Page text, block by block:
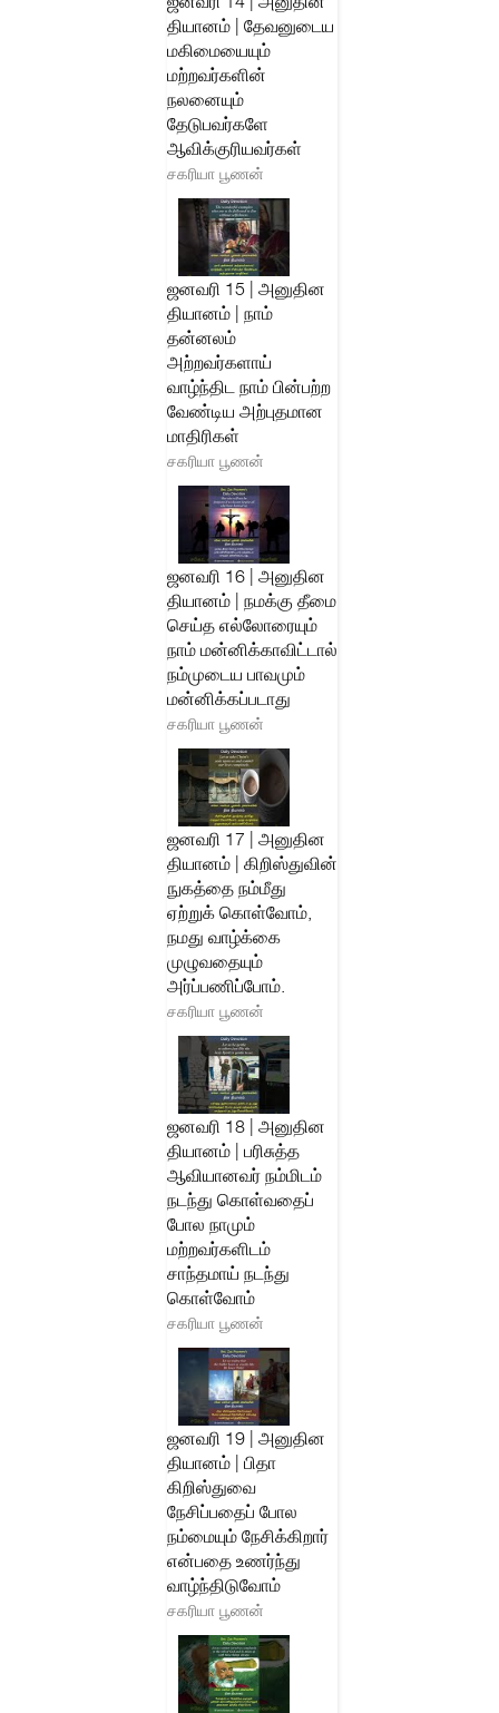
தியானம் | தேவனுடைய
மகிமையையும்
மற்றவர்களின்
நலனையும்
தேடுபவர்களே
ஆவிக்குரியவர்கள்
சகரியா பூணன்
ஜனவரி 15 | அனுதின
தியானம் | நாம்
தன்னலம்
அற்றவர்களாய்
வாழ்ந்திட நாம் பின்பற்ற
வேண்டிய அற்புதமான
மாதிரிகள்
சகரியா பூணன்
ஜனவரி 16 | அனுதின
தியானம் | நமக்கு தீமை
செய்த எல்லோரையும்
நாம் மன்னிக்காவிட்டால்
நம்முடைய பாவமும்
மன்னிக்கப்படாது
சகரியா பூணன்
ஜனவரி 17 | அனுதின
தியானம் | கிறிஸ்துவின்
நுகத்தை நம்மீது
ஏற்றுக் கொள்வோம்,
நமது வாழ்க்கை
முழுவதையும்
அர்ப்பணிப்போம்.
சகரியா பூணன்
ஜனவரி 18 | அனுதின
தியானம் | பரிசுத்த
ஆவியானவர் நம்மிடம்
நடந்து கொள்வதைப்
போல நாமும்
மற்றவர்களிடம்
சாந்தமாய் நடந்து
கொள்வோம்
சகரியா பூணன்
ஜனவரி 19 | அனுதின
தியானம் | பிதா
கிறிஸ்துவை
நேசிப்பதைப் போல
நம்மையும் நேசிக்கிறார்
என்பதை உணர்ந்து
வாழ்ந்திடுவோம்
சகரியா பூணன்